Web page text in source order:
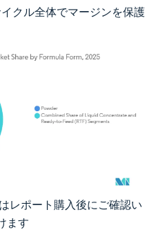
クル全体でマージンを保護
CC BY 4.0の表示が必要です。
レポート購入後にご確認い
ます